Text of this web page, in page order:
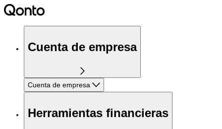
Cuenta de empresa
Cuenta de empresa
Herramientas financieras